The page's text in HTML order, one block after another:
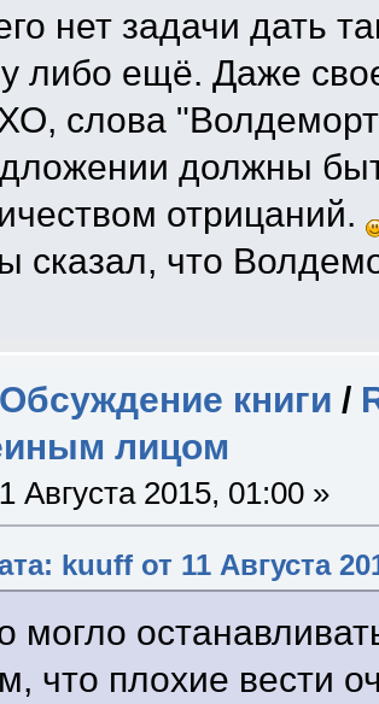
нет задачи дать
либо ещё. Даже
слова
должны
отрицаний.
сказал, что
Обсуждение книги /
лицом
Августа 2015, 01:00 »
kuuff от 11 Августа
могло
что плохие вести